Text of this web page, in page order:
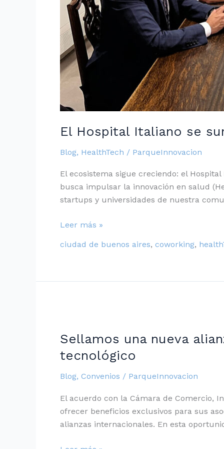
El Hospital Italiano se
Blog, HealthTech / ParqueInnovacion
El ecosistema sigue creciendo: el
busca impulsar la innovación en salud
startups y universidades de nuestra
Leer más »
ciudad de buenos aires, coworking,
Sellamos una nueva
tecnológico
Blog, Convenios / ParqueInnovacion
El acuerdo con la Cámara de Comercio,
ofrecer beneficios exclusivos para sus
alianzas internacionales. En esta
nueva
alianza
con
para
potenciar
el